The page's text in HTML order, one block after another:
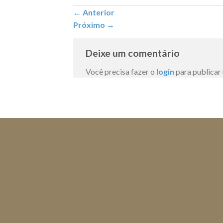
← Anterior
Próximo →
Deixe um comentário
Você precisa fazer o login para publicar